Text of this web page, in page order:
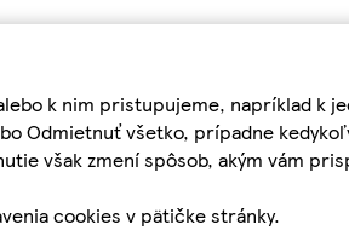
k nim pristupujeme, napríklad
Odmietnuť všetko, prípadne
však zmení spôsob, akým vám
cookies v pätičke stránky.